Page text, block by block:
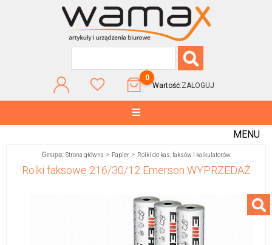
0
Wartość:ZALOGUJ
MENU
Grupa: Strona główna > Papier > Rolki do kas, faksów i kalkulatorów
Rolki faksowe 216/30/12 Emerson WYPRZEDAŻ